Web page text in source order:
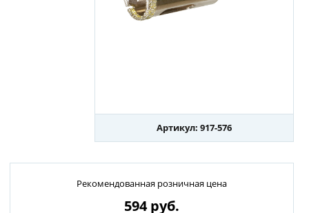
Артикул: 917-576
Рекомендованная розничная цена
594руб.